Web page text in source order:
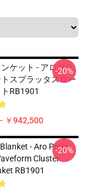
ケット - アロプラ
スプラッタスロー
RB1901
￥942,500
-20%
- Aro Pride
Cluster
RB1901
-20%